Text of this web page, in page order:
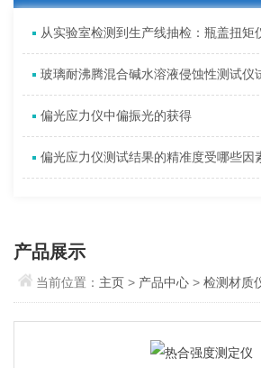
从实验室检测到生产线抽检：瓶盖扭矩
玻璃耐沸腾混合碱水溶液侵蚀性测试仪
偏光应力仪中偏振光的获得
偏光应力仪测试结果的精准度受哪些因
产品展示
当前位置： 主页> 产品中心>检测材质